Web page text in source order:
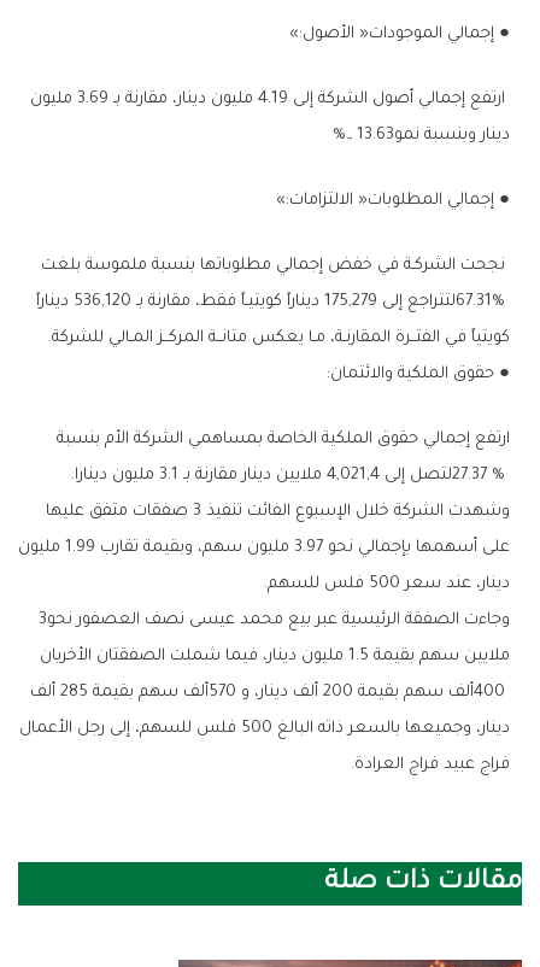
●‭ ‬إجمالي‭ ‬الموجودات‭ ‬‮«‬الأصول‮»‬‭:‬
‬دينار‭ ‬وبنسبة‭ ‬نمو‭ ‬13‭.‬63ـ‭%.‬
●‭ ‬إجمالي‭ ‬المطلوبات‭ ‬‮«‬الالتزامات‮»‬‭:‬
‬كويتياً‭ ‬في‭ ‬الفتــرة‭ ‬المقارنـة،‭ ‬مـا‭ ‬يعكس‭ ‬متانــة‭ ‬المركــز‭ ‬المـالي‭ ‬للشركة‭.‬
●‭ ‬حقوق‭ ‬الملكية‭ ‬والائتمان‭: ‬
‬27‭.‬37‭ % ‬لتصل‭ ‬إلى‭ ‬4‭,‬021‭,‬4‭ ‬ملايين‭ ‬دينار‭ ‬مقارنة‭ ‬بـ‭ ‬3‭.‬1‭ ‬مليون‭ ‬دينارا‭ .‬
‬دينار،‭ ‬عند‭ ‬سعر‭ ‬500‭ ‬فلس‭ ‬للسهم‭.‬
وجاءت‭ ‬الصفقة‭ ‬الرئيسية‭ ‬عبر‭ ‬بيع‭ ‬محمد‭ ‬عيسى‭ ‬نصف‭ ‬العصفور‭ ‬نحو‭ ‬3‭
‬فراج‭ ‬عبيد‭ ‬فراج‭ ‬العرادة‭.‬
مقالات ذات صلة